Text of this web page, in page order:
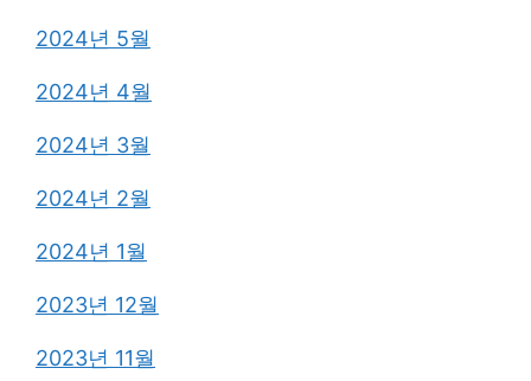
2024년 5월
2024년 4월
2024년 3월
2024년 2월
2024년 1월
2023년 12월
2023년 11월